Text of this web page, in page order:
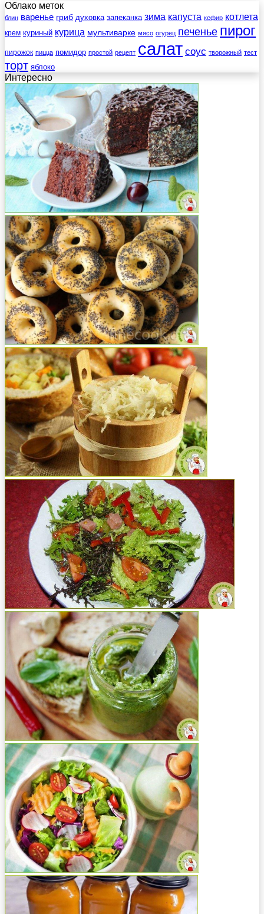
Облако меток
блин варенье гриб духовка запеканка зима капуста кефир котлета
крем куриный курица мультиварке мясо огурец печенье пирог
пирожок пицца помидор простой рецепт салат соус творожный тест
торт яблоко
Интересно